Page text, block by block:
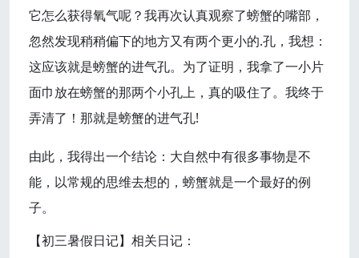
它怎么获得氧气呢？我再次认真观察了螃蟹的嘴部，
忽然发现稍稍偏下的地方又有两个更小的.孔，我想：
这应该就是螃蟹的进气孔。为了证明，我拿了一小片
面巾放在螃蟹的那两个小孔上，真的吸住了。我终于
弄清了！那就是螃蟹的进气孔!
由此，我得出一个结论：大自然中有很多事物是不
能，以常规的思维去想的，螃蟹就是一个最好的例
子。
【初三暑假日记】相关日记：